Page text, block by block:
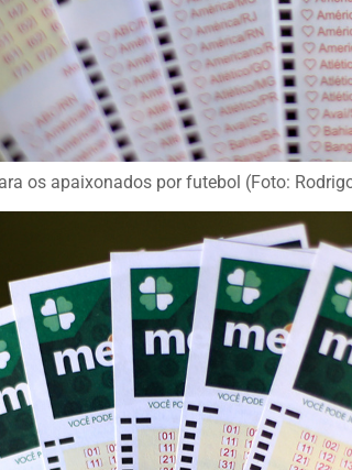
os apaixonados por futebol (Foto: